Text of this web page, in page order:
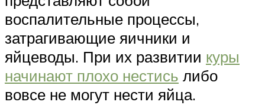
воспалительные процессы,
затрагивающие яичники и
яйцеводы. При их развитии куры
начинают плохо нестись либо
вовсе не могут нести яйца.